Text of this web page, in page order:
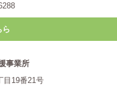
ら
事業所
目19番21号